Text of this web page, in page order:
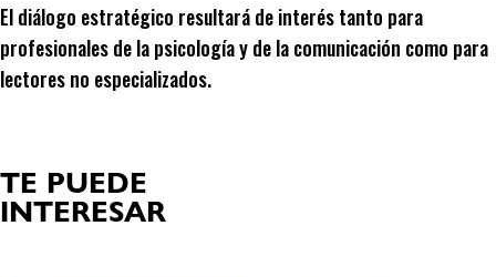
El diálogo estratégico resultará de interés tanto para
profesionales de la psicología y de la comunicación como para
lectores no especializados.
TE PUEDE
INTERESAR